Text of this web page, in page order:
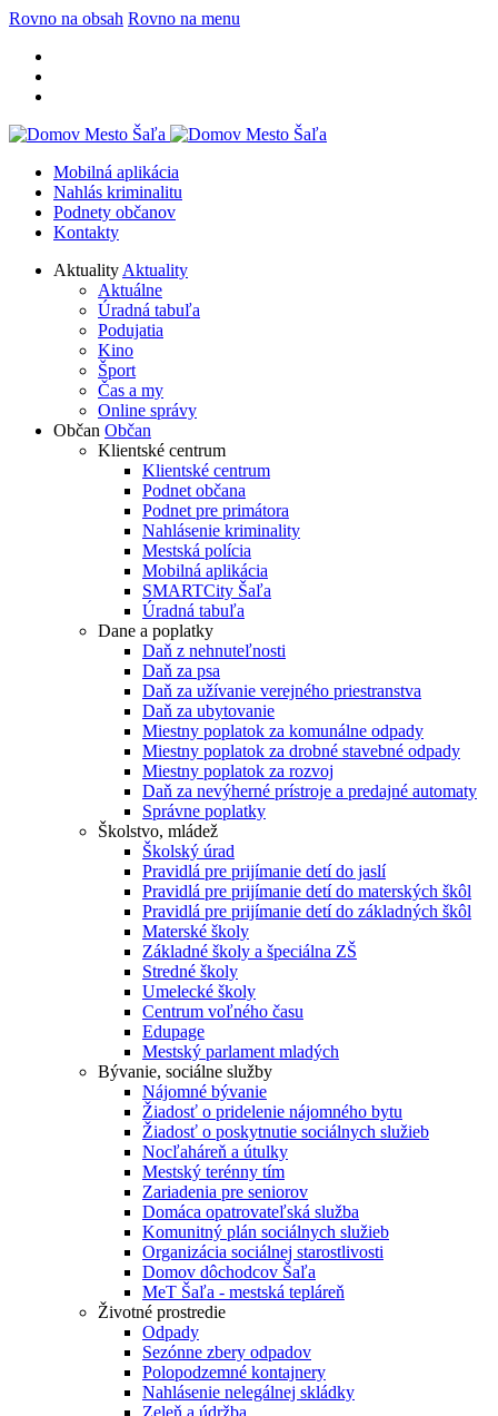
Rovno na obsah Rovno na menu
Mobilná aplikácia
Nahlás kriminalitu
Podnety občanov
Kontakty
Aktuality Aktuality
Aktuálne
Úradná tabuľa
Podujatia
Kino
Šport
Čas a my
Online správy
Občan Občan
Klientské centrum
Klientské centrum
Podnet občana
Podnet pre primátora
Nahlásenie kriminality
Mestská polícia
Mobilná aplikácia
SMARTCity Šaľa
Úradná tabuľa
Dane a poplatky
Daň z nehnuteľnosti
Daň za psa
Daň za užívanie verejného priestranstva
Daň za ubytovanie
Miestny poplatok za komunálne odpady
Miestny poplatok za drobné stavebné odpady
Miestny poplatok za rozvoj
Daň za nevýherné prístroje a predajné automaty
Správne poplatky
Školstvo, mládež
Školský úrad
Pravidlá pre prijímanie detí do jaslí
Pravidlá pre prijímanie detí do materských škôl
Pravidlá pre prijímanie detí do základných škôl
Materské školy
Základné školy a špeciálna ZŠ
Stredné školy
Umelecké školy
Centrum voľného času
Edupage
Mestský parlament mladých
Bývanie, sociálne služby
Nájomné bývanie
Žiadosť o pridelenie nájomného bytu
Žiadosť o poskytnutie sociálnych služieb
Nocľaháreň a útulky
Mestský terénny tím
Zariadenia pre seniorov
Domáca opatrovateľská služba
Komunitný plán sociálnych služieb
Organizácia sociálnej starostlivosti
Domov dôchodcov Šaľa
MeT Šaľa - mestská tepláreň
Životné prostredie
Odpady
Sezónne zbery odpadov
Polopodzemné kontajnery
Nahlásenie nelegálnej skládky
Zeleň a údržba